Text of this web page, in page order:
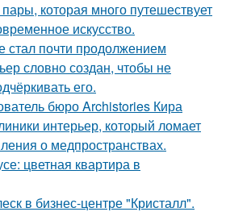
которая много путешествует
искусство.
стал почти продолжением
словно создан, чтобы не
его.
бюро Archistories Кира
интерьер, который ломает
о медпространствах.
цветная квартира в
в бизнес-центре "Кристалл".